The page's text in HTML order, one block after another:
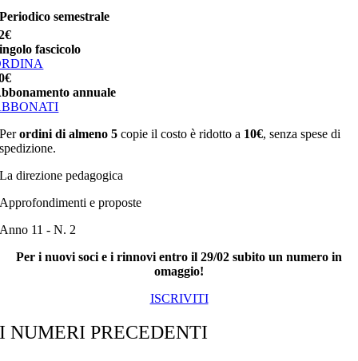
Periodico semestrale
fascicolo
annuale
Perordini di almeno 5 copie il costo è ridotto a 10€, senza spese di
spedizione.
La direzione pedagogica
Approfondimenti e proposte
Anno 11 - N. 2
Per i nuovi soci e i rinnovi entro il 29/02 subito un numero in
omaggio!
ISCRIVITI
I NUMERI PRECEDENTI